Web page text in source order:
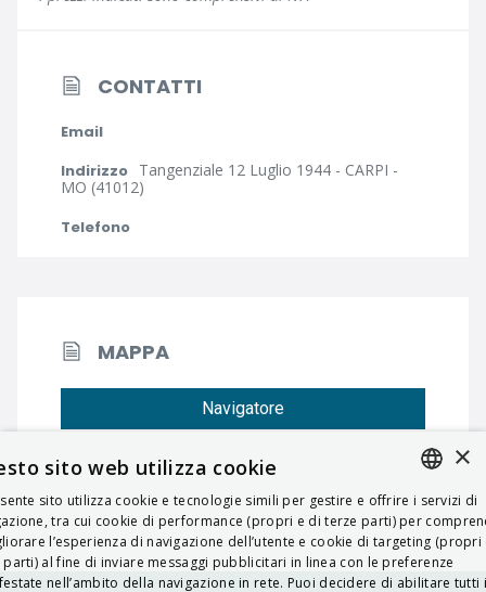
CONTATTI
Email
Indirizzo Tangenziale 12 Luglio 1944 - CARPI -
MO (41012)
Telefono
MAPPA
Navigatore
ITALIAN
ENGLISH
FRENCH
×
sito web utilizza cookie
sito utilizza cookie e tecnologie simili per gestire e offrire i servizi di
tra cui cookie di performance (propri e di terze parti) per
l’esperienza di navigazione dell’utente e cookie di targeting (propri
parti) al fine di inviare messaggi pubblicitari in linea con le preferenze
nell’ambito della navigazione in rete. Puoi decidere di abilitare tutti i